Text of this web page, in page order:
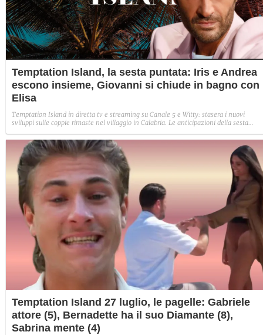
Temptation Island, la sesta puntata: Iris e Andrea
escono insieme, Giovanni si chiude in bagno con
Elisa
Temptation Island in diretta tv e streaming su Canale 5 e Witty: stasera i nuovi
sviluppi sulle coppie rimaste nel villaggio in Calabria. Le anticipazioni della sesta
Sabrina rifiuta il falò con Giovanni e si avvicina a Lory.
Temptation Island 27 luglio, le pagelle: Gabriele
attore (5), Bernadette ha il suo Diamante (8),
Sabrina mente (4)